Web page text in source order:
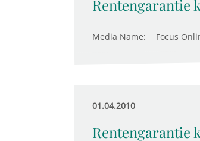
Rentengarantie
Media Name: Focus
01.04.2010
Rentengarantie